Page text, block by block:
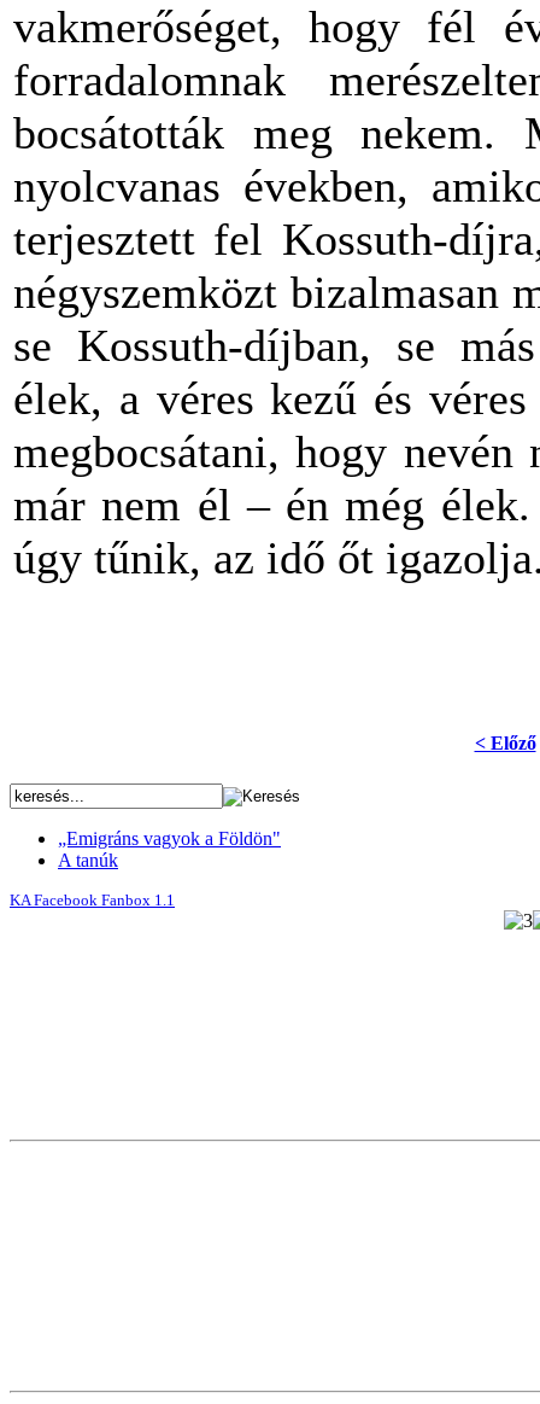
vakmerőséget, hogy fél
forradalomnak
bocsátották meg nekem.
nyolcvanas években,
terjesztett fel Kossuth-
négyszemközt bizalmasan
se Kossuth-díjban, se
élek, a véres kezű és
megbocsátani, hogy
már nem él – én még
úgy tűnik, az idő őt
< Előző
„Emigráns vagyok a Földön"
A tanúk
KA Facebook Fanbox 1.1